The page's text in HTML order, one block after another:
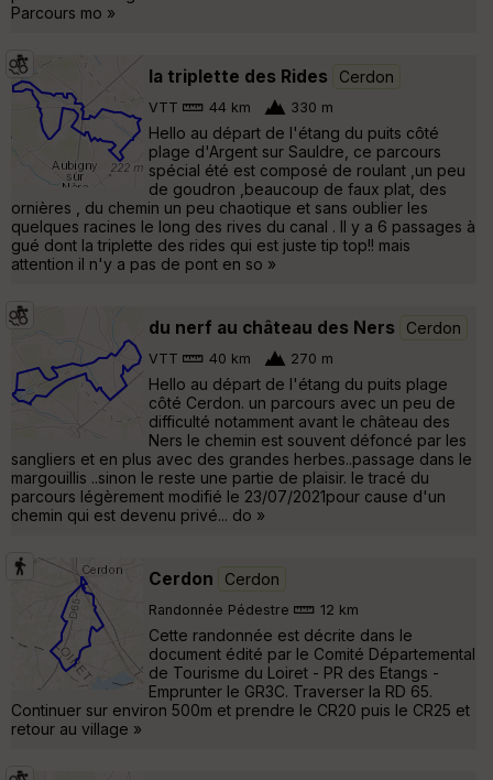
Parcours mo »
la triplette des Rides Cerdon
VTT 44 km 330 m
Hello au départ de l'étang du puits côté
plage d'Argent sur Sauldre, ce parcours
spécial été est composé de roulant ,un peu
de goudron ,beaucoup de faux plat, des
ornières , du chemin un peu chaotique et sans oublier les
quelques racines le long des rives du canal . Il y a 6 passages à
gué dont la triplette des rides qui est juste tip top!! mais
attention il n'y a pas de pont en so »
du nerf au château des Ners Cerdon
VTT 40 km 270 m
Hello au départ de l'étang du puits plage
côté Cerdon. un parcours avec un peu de
difficulté notamment avant le château des
Ners le chemin est souvent défoncé par les
sangliers et en plus avec des grandes herbes..passage dans le
margouillis ..sinon le reste une partie de plaisir. le tracé du
parcours légèrement modifié le 23/07/2021pour cause d'un
chemin qui est devenu privé... do »
Cerdon Cerdon
Randonnée Pédestre 12 km
Cette randonnée est décrite dans le
document édité par le Comité Départemental
de Tourisme du Loiret - PR des Etangs -
Emprunter le GR3C. Traverser la RD 65.
Continuer sur environ 500m et prendre le CR20 puis le CR25 et
retour au village »